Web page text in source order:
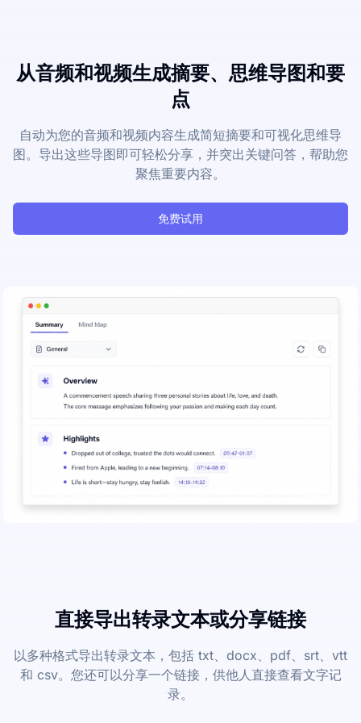
从音频和视频生成摘要、思维导图和要
点
自动为您的音频和视频内容生成简短摘要和可视化思维导
图。导出这些导图即可轻松分享，并突出关键问答，帮助您
聚焦重要内容。
免费试用
直接导出转录文本或分享链接
以多种格式导出转录文本，包括 txt、docx、pdf、srt、vtt
和 csv。您还可以分享一个链接，供他人直接查看文字记
录。